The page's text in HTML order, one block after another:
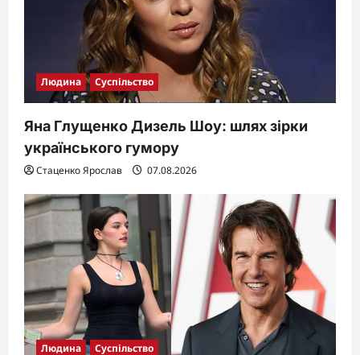
Людина Суспільство
Яна Глущенко Дизель Шоу: шлях зірки
українського гумору
Стаценко Ярослав 07.08.2026
Людина Суспільство